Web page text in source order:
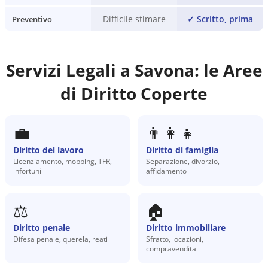
Preventivo Difficile stimare ✓ Scritto, prima
Servizi Legali a Savona: le Aree
di Diritto Coperte
💼
Diritto del lavoro
Licenziamento, mobbing, TFR,
infortuni
👨‍👩‍👧
Diritto di famiglia
Separazione, divorzio,
affidamento
⚖️
Diritto penale
Difesa penale, querela, reati
🏠
Diritto immobiliare
Sfratto, locazioni,
compravendita